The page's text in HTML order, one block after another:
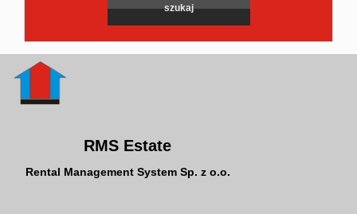
RMS Estate
Rental Management System Sp. z o.o.